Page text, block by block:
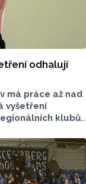
odhalují
má práce až nad
vyšetření
klubů,